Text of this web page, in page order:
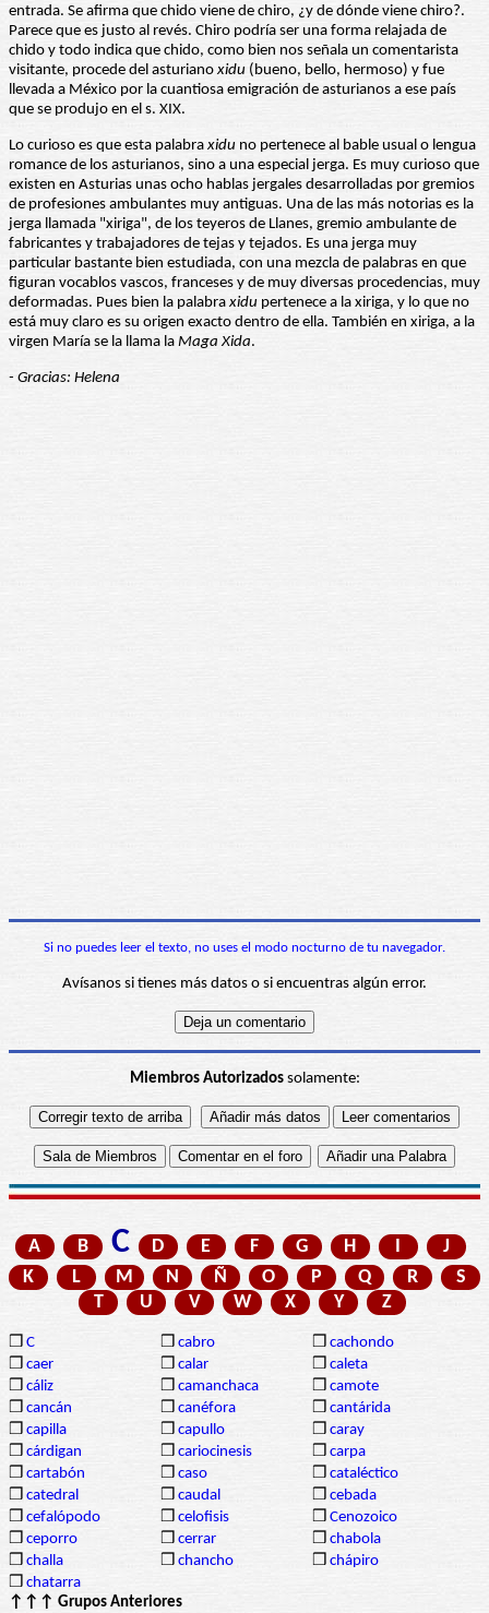
entrada. Se afirma que chido viene de chiro, ¿y de dónde viene chiro?.
Parece que es justo al revés. Chiro podría ser una forma relajada de
chido y todo indica que chido, como bien nos señala un comentarista
visitante, procede del asturiano xidu (bueno, bello, hermoso) y fue
llevada a México por la cuantiosa emigración de asturianos a ese país
que se produjo en el s. XIX.
Lo curioso es que esta palabra xidu no pertenece al bable usual o lengua
romance de los asturianos, sino a una especial jerga. Es muy curioso que
existen en Asturias unas ocho hablas jergales desarrolladas por gremios
de profesiones ambulantes muy antiguas. Una de las más notorias es la
jerga llamada "xiriga", de los teyeros de Llanes, gremio ambulante de
fabricantes y trabajadores de tejas y tejados. Es una jerga muy
particular bastante bien estudiada, con una mezcla de palabras en que
figuran vocablos vascos, franceses y de muy diversas procedencias, muy
deformadas. Pues bien la palabra xidu pertenece a la xiriga, y lo que no
está muy claro es su origen exacto dentro de ella. También en xiriga, a la
virgen María se la llama la Maga Xida.
- Gracias: Helena
Si no puedes leer el texto, no uses el modo nocturno de tu navegador.
Avísanos si tienes más datos o si encuentras algún error.
Miembros Autorizadossolamente:
A B C D E F G H I
J
K
L M N Ñ O P Q R
S
T
U V W X Y Z
❒ C ❒ cabro ❒ cachondo
❒ caer ❒ calar ❒ caleta
❒ cáliz ❒ camanchaca ❒ camote
❒ cancán ❒ canéfora ❒ cantárida
❒ capilla ❒ capullo ❒ caray
❒ cárdigan ❒ cariocinesis ❒ carpa
❒ cartabón ❒ caso ❒ cataléctico
❒ catedral ❒ caudal ❒ cebada
❒ cefalópodo ❒ celofisis ❒ Cenozoico
❒ ceporro ❒ cerrar ❒ chabola
❒ challa ❒ chancho ❒ chápiro
❒ chatarra
↑↑↑ Grupos Anteriores